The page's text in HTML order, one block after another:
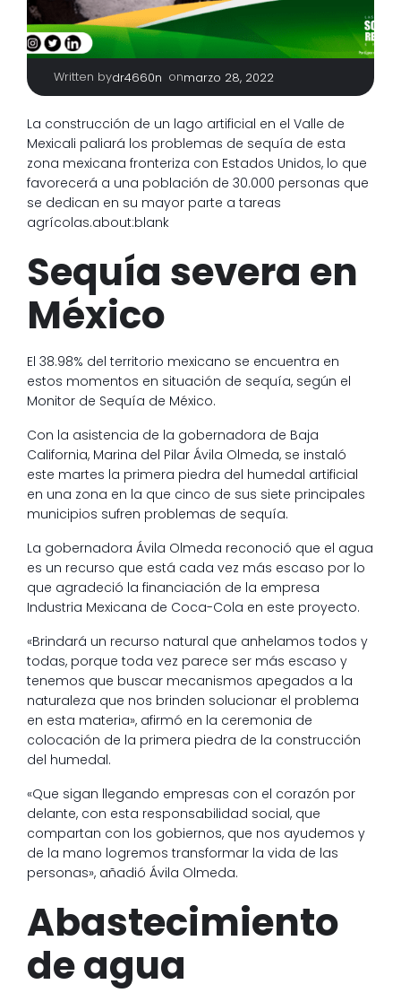
Written bydr4660n onmarzo 28, 2022
La construcción de un lago artificial en el Valle de
Mexicali paliará los problemas de sequía de esta
zona mexicana fronteriza con Estados Unidos, lo que
favorecerá a una población de 30.000 personas que
se dedican en su mayor parte a tareas
agrícolas.about:blank
Sequía severa en
México
El 38.98% del territorio mexicano se encuentra en
estos momentos en situación de sequía, según el
Monitor de Sequía de México.
Con la asistencia de la gobernadora de Baja
California, Marina del Pilar Ávila Olmeda, se instaló
este martes la primera piedra del humedal artificial
en una zona en la que cinco de sus siete principales
municipios sufren problemas de sequía.
La gobernadora Ávila Olmeda reconoció que el agua
es un recurso que está cada vez más escaso por lo
que agradeció la financiación de la empresa
Industria Mexicana de Coca-Cola en este proyecto.
«Brindará un recurso natural que anhelamos todos y
todas, porque toda vez parece ser más escaso y
tenemos que buscar mecanismos apegados a la
naturaleza que nos brinden solucionar el problema
en esta materia», afirmó en la ceremonia de
colocación de la primera piedra de la construcción
del humedal.
«Que sigan llegando empresas con el corazón por
delante, con esta responsabilidad social, que
compartan con los gobiernos, que nos ayudemos y
de la mano logremos transformar la vida de las
personas», añadió Ávila Olmeda.
Abastecimiento
de agua